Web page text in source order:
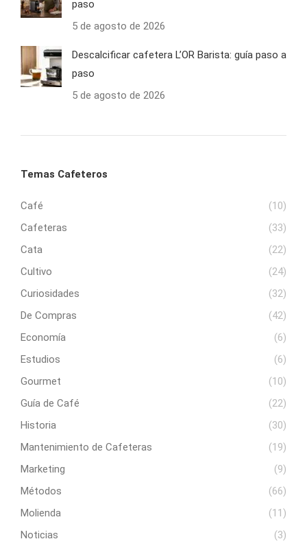
paso
5 de agosto de 2026
Descalcificar cafetera L’OR Barista: guía paso a
paso
5 de agosto de 2026
Temas Cafeteros
Café
(10)
Cafeteras
(33)
Cata
(22)
Cultivo
(24)
Curiosidades
(32)
De Compras
(42)
Economía
(6)
Estudios
(6)
Gourmet
(10)
Guía de Café
(22)
Historia
(30)
Mantenimiento de Cafeteras
(19)
Marketing
(9)
Métodos
(66)
Molienda
(11)
Noticias
(3)